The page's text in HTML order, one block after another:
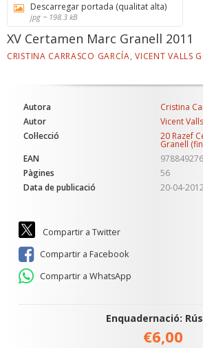
Descarregar portada (qualitat alta)
jpg ~ 198.3 kB
XV Certamen Marc Granell 2011
CRISTINA CARRASCO GARCÍA,VICENT VALLS
Autora
Cristina
Autor
Vicent
Col·lecció
20 Razef
Granell
EAN
Pàgines
56
Data de publicació
20-04-
Compartir a Twitter
Compartir a Facebook
Compartir a WhatsApp
Enquadernació:
€6,00